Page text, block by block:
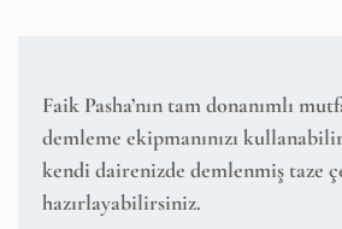
Faik Pasha’nıntam donanımlı
demleme ekipmanınızı
kendi dairenizde demlenmiş taze
hazırlayabilirsiniz.